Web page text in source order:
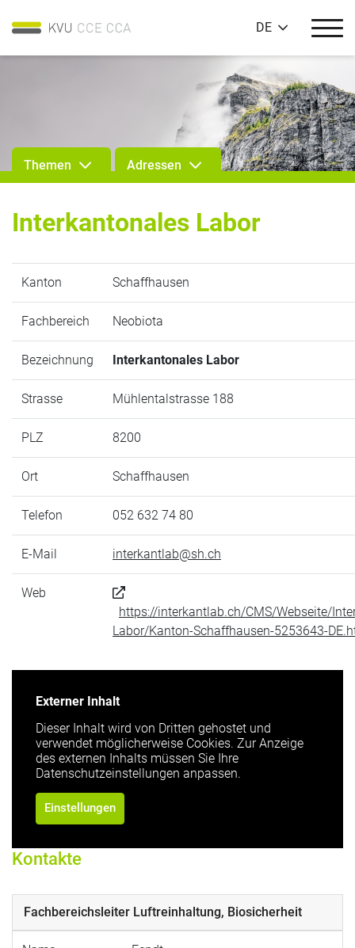
DE
Themen Adressen
Interkantonales Labor
Kanton Schaffhausen
Fachbereich Neobiota
Bezeichnung Interkantonales Labor
Strasse Mühlentalstrasse 188
PLZ 8200
Ort Schaffhausen
Telefon 052 632 74 80
E-Mail interkantlab@sh.ch
Web
https://interkantlab.ch/CMS/Webseite/
Labor/Kanton-Schaffhausen-5253643-
Externer Inhalt
Dieser Inhalt wird von Dritten gehostet und
verwendet möglicherweise Cookies. Zur Anzeige
des externen Inhalts müssen Sie Ihre
Datenschutzeinstellungen anpassen.
Einstellungen
Kontakte
Fachbereichsleiter Luftreinhaltung, Biosicherheit